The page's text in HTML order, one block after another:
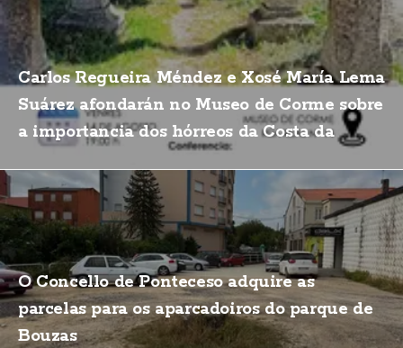
Carlos Regueira Méndez e Xosé María Lema
Suárez afondarán no Museo de Corme sobre
a importancia dos hórreos da Costa da
O Concello de Ponteceso adquire as
parcelas para os aparcadoiros do parque de
Bouzas